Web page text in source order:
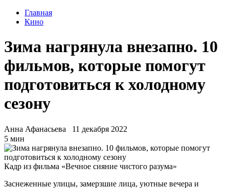
Главная
Кино
Зима нагрянула внезапно. 10
фильмов, которые помогут
подготовиться к холодному
сезону
Анна Афанасьева
11 декабря 2022
5 мин
Кадр из фильма «Вечное сияние чистого разума»
Заснеженные улицы, замерзшие лица, уютные вечера и